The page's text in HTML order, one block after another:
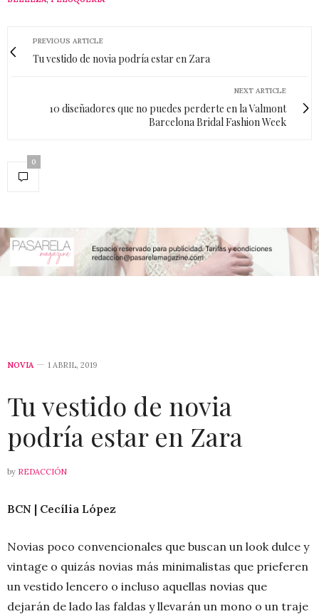
PREVIOUS ARTICLE
Tu vestido de novia podría estar en Zara
NEXT ARTICLE
10 diseñadores que no puedes perderte en la Valmont
Barcelona Bridal Fashion Week
0
NOVIA 1 ABRIL, 2019
Tu vestido de novia
podría estar en Zara
by REDACCIÓN
BCN | Cecília López
Novias poco convencionales que buscan un look dulce y
vintage o quizás novias más minimalistas que prieferen
un vestido lencero o incluso aquellas novias que
dejarán de lado las faldas y llevarán un mono o un traje